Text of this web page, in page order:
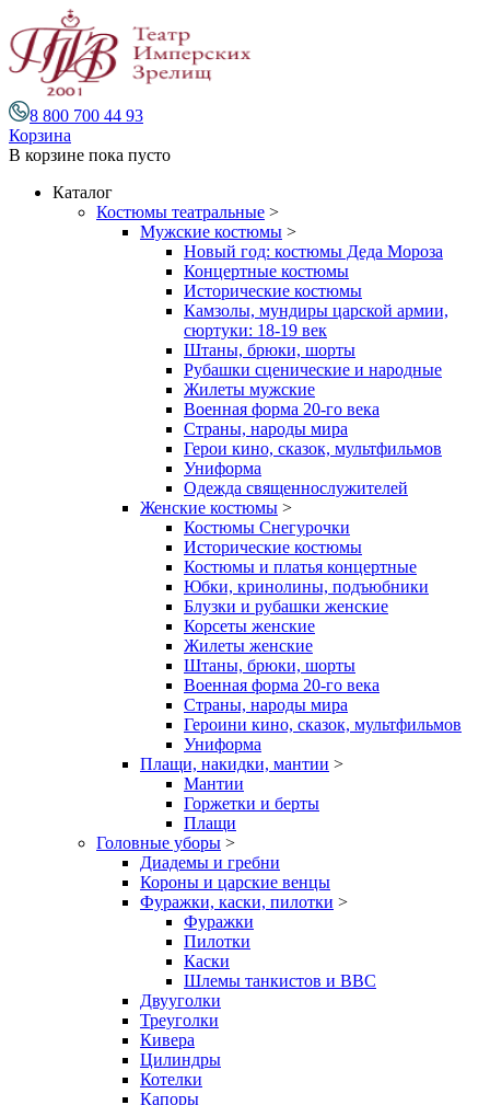
8 800 700 44 93
Корзина
В корзине пока пусто
Каталог
Костюмы театральные >
Мужские костюмы >
Новый год: костюмы Деда Мороза
Концертные костюмы
Исторические костюмы
Камзолы, мундиры царской армии,
сюртуки: 18-19 век
Штаны, брюки, шорты
Рубашки сценические и народные
Жилеты мужские
Военная форма 20-го века
Страны, народы мира
Герои кино, сказок, мультфильмов
Униформа
Одежда священнослужителей
Женские костюмы >
Костюмы Снегурочки
Исторические костюмы
Костюмы и платья концертные
Юбки, кринолины, подъюбники
Блузки и рубашки женские
Корсеты женские
Жилеты женские
Штаны, брюки, шорты
Военная форма 20-го века
Страны, народы мира
Героини кино, сказок, мультфильмов
Униформа
Плащи, накидки, мантии >
Мантии
Горжетки и берты
Плащи
Головные уборы >
Диадемы и гребни
Короны и царские венцы
Фуражки, каски, пилотки >
Фуражки
Пилотки
Каски
Шлемы танкистов и ВВС
Двууголки
Треуголки
Кивера
Цилиндры
Котелки
Капоры